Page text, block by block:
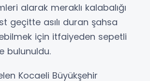
alarak meraklı kalabalığı
geçitte asılı duran şahsa
için itfaiyeden sepetli
bulunuldu.
Kocaeli Büyükşehir